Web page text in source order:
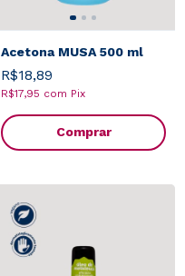
Acetona MUSA 500 ml
R$18,89
R$17,95 com Pix
Comprar